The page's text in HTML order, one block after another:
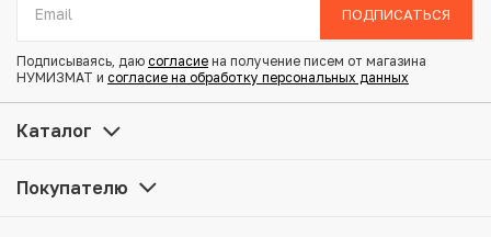
Тираж: 5.000.000
Купить 10 центов 1943 года Малайя по привлекательной
цене можно в нашем интернет-магазине — Вам
нашем складе.
ПОДПИСАТЬСЯ
Подписываясь, даю согласие на получение писем от магазина
НУМИЗМАТ и согласие на обработку персональных данных
Каталог
Покупателю